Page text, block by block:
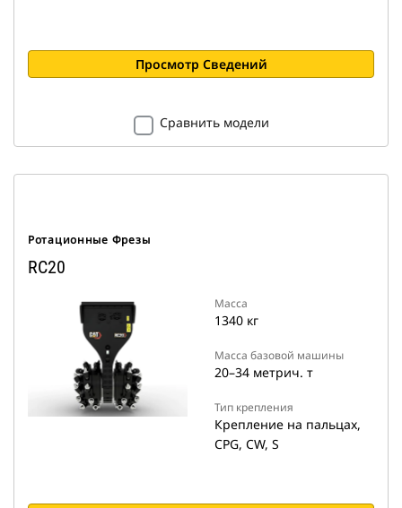
Просмотр Сведений
Сравнить модели
Ротационные Фрезы
RC20
Масса
1340 кг
Масса базовой машины
20–34 метрич. т
Тип крепления
Крепление на пальцах,
CPG, CW, S